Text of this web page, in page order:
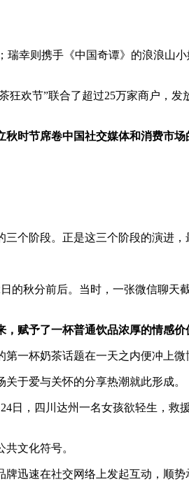
幸则携手《中国奇谭》的浪浪山
欢节”联合了超过25万家商户，
时节席卷中国社交媒体和消费市场
个阶段。正是这三个阶段的演进，
的秋分前后。当时，一张微信聊天
赋予了一杯普通饮品浓厚的情感价
一杯奶茶话题在一天之内便冲上微
于爱与关怀的分享热潮就此形成。
日，四川达州一名女孩欲轻生，
文化符号。
迅速在社交网络上发起互动，顺势